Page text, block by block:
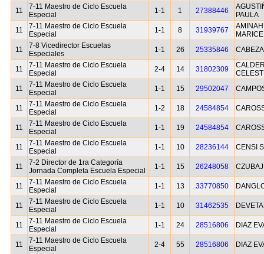
11
7-11 Maestro de Ciclo Escuela
Especial
1-1 1 27388446
PAULA
11
7-11 Maestro de Ciclo Escuela
Especial
1-1 8 31939767
11
7-8 Vicedirector Escuelas
Especiales
1-1 26 25335846
11
7-11 Maestro de Ciclo Escuela
Especial
2-4 14 31802309
11
7-11 Maestro de Ciclo Escuela
Especial
1-1 15 29502047
11
7-11 Maestro de Ciclo Escuela
Especial
1-2 18 24584854
11
7-11 Maestro de Ciclo Escuela
Especial
1-1 19 24584854
11
7-11 Maestro de Ciclo Escuela
Especial
1-1 10 28236144 CENSI
11
7-2 Director de 1ra Categoría
Jornada Completa Escuela Especial
1-1 15 26248058
11
7-11 Maestro de Ciclo Escuela
Especial
1-1 13 33770850
11
7-11 Maestro de Ciclo Escuela
Especial
1-1 10 31462535
11
7-11 Maestro de Ciclo Escuela
Especial
1-1 24 28516806 DIAZ
11
7-11 Maestro de Ciclo Escuela
Especial
2-4 55 28516806 DIAZ